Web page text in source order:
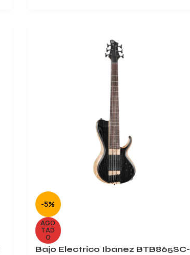
-5%
AGO
TAD
O
Bajo Electrico Ibanez BTB865SC-